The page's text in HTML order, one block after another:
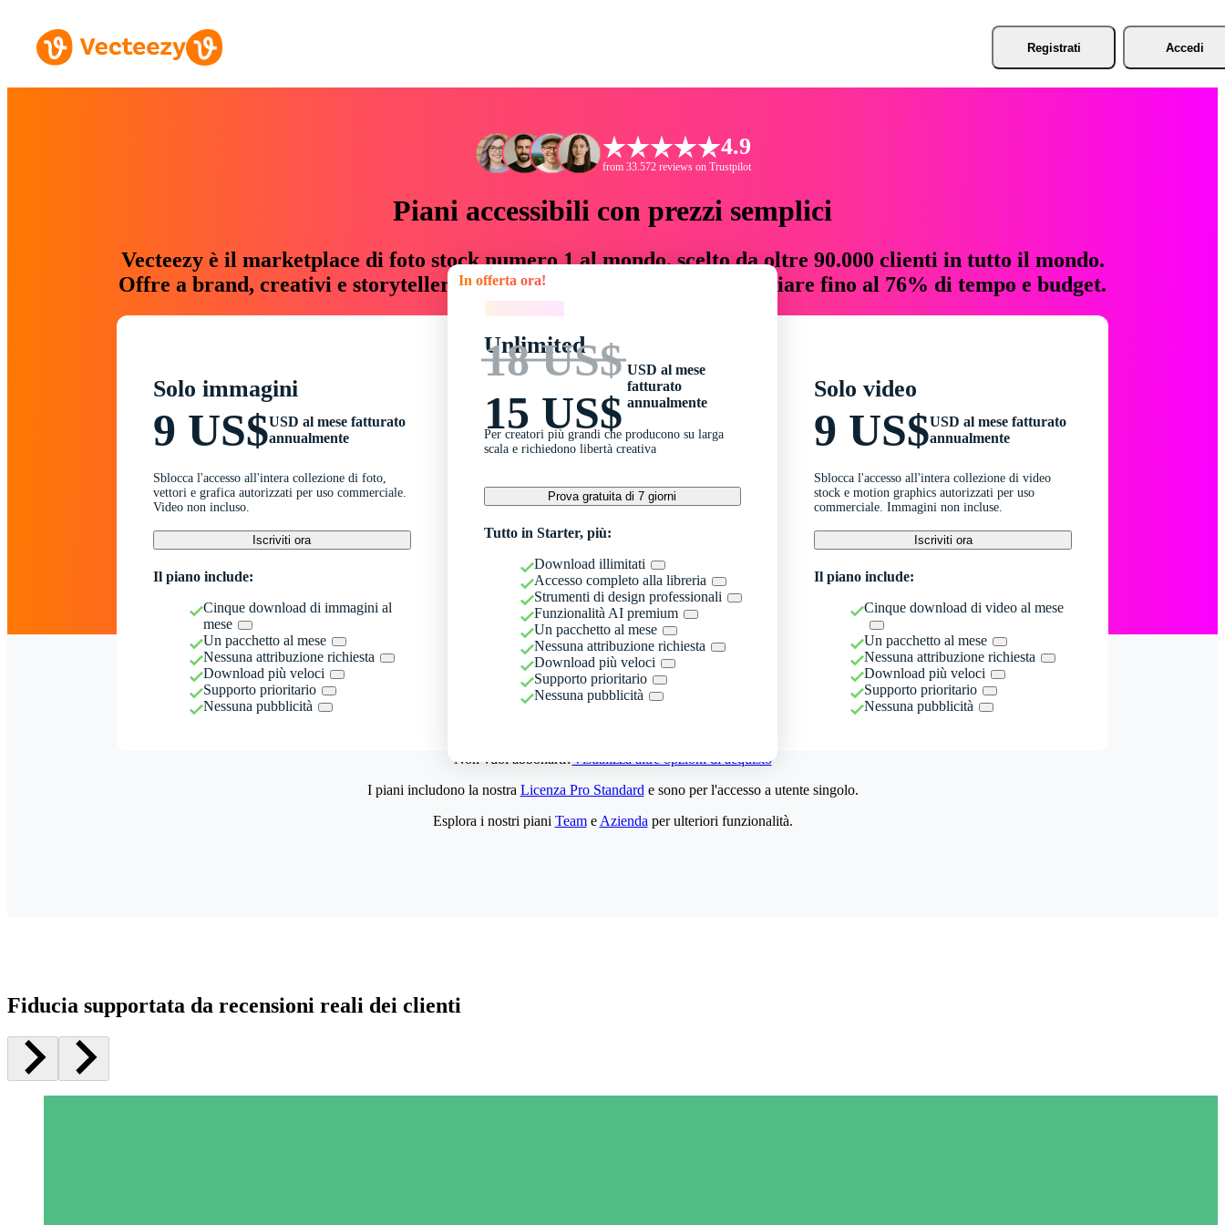
Registrati Accedi
4.9
from 33.572 reviews on Trustpilot
Piani accessibili con prezzi semplici
Vecteezy è il marketplace di foto stock numero 1 al mondo, scelto da oltre 90.000 clienti in tutto il mondo.
Offre a brand, creativi e storyteller risorse creative che fanno risparmiare fino al 76% di tempo e budget.
Solo immagini
9 US$USD al mese fatturato
annualmente
Sblocca l'accesso all'intera collezione di foto,
vettori e grafica autorizzati per uso commerciale.
Video non incluso.
Iscriviti ora
Il piano include:
Cinque download di immagini al
mese
Un pacchetto al mese
Nessuna attribuzione richiesta
Download più veloci
Supporto prioritario
Nessuna pubblicità
In offerta ora!
Unlimited
18 US$
15 US$
USD al mese
fatturato
annualmente
Per creatori più grandi che producono su larga
scala e richiedono libertà creativa
Prova gratuita di 7 giorni
Tutto in Starter, più:
Download illimitati
Accesso completo alla libreria
Strumenti di design professionali
Funzionalità AI premium
Un pacchetto al mese
Nessuna attribuzione richiesta
Download più veloci
Supporto prioritario
Nessuna pubblicità
Solo video
9 US$USD al mese fatturato
annualmente
Sblocca l'accesso all'intera collezione di video
stock e motion graphics autorizzati per uso
commerciale. Immagini non incluse.
Iscriviti ora
Il piano include:
Cinque download di video al mese
Un pacchetto al mese
Nessuna attribuzione richiesta
Download più veloci
Supporto prioritario
Nessuna pubblicità
Non vuoi abbonarti?Visualizza altre opzioni di acquisto
I piani includono la nostra Licenza Pro Standard e sono per l'accesso a utente singolo.
Esplora i nostri piani Teame Azienda per ulteriori funzionalità.
Fiducia supportata da recensioni reali dei clienti